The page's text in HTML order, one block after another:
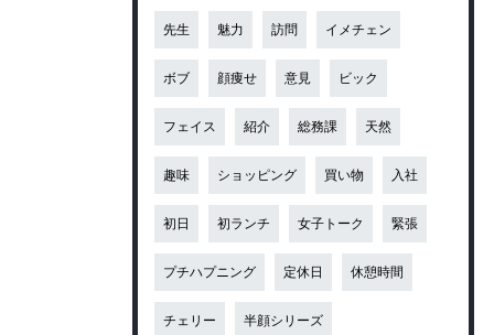
先生 魅力 訪問 イメチェン
ボブ 顔痩せ 意見 ビック
フェイス 紹介 総務課 天然
趣味 ショッピング 買い物 入社
初日 初ランチ 女子トーク 緊張
プチハプニング 定休日 休憩時間
チェリー 半顔シリーズ